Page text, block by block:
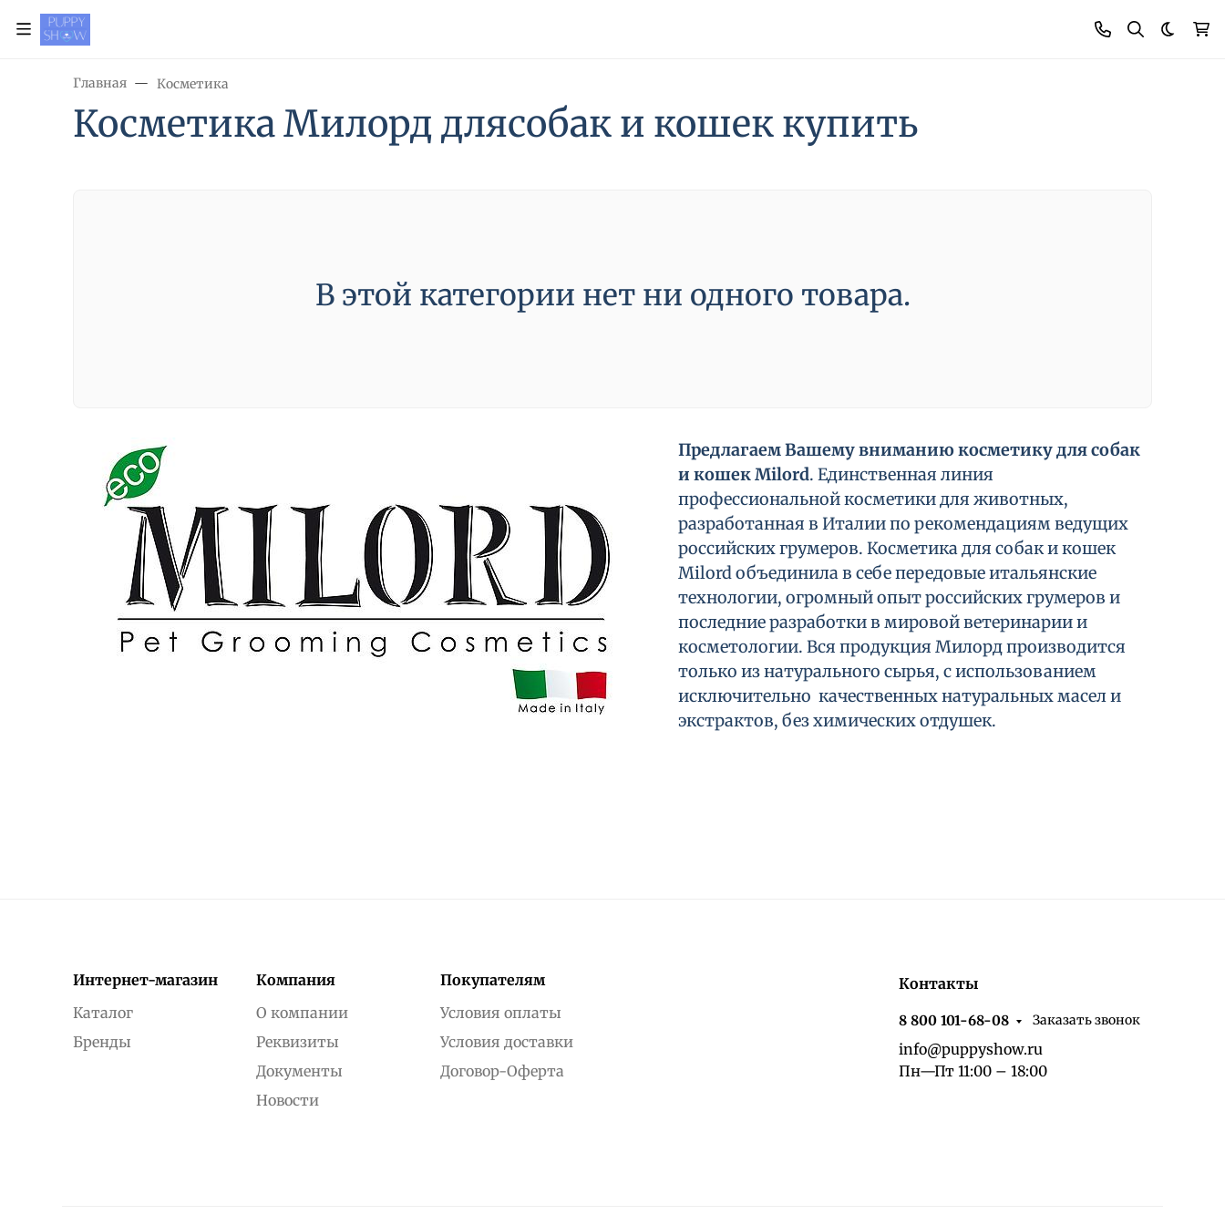
Главная Косметика
Косметика Милорд длясобак и кошек купить
В этой категории нет ни одного товара.
Предлагаем Вашему вниманию косметикудля собак
и кошек Milord. Единственная линия
профессиональной косметики для животных,
разработанная в Италии по рекомендациям ведущих
российских грумеров. Косметика для собак и кошек
Milord объединила в себе передовые итальянские
технологии, огромный опыт российских грумеров и
последние разработки в мировой ветеринарии и
косметологии. Вся продукция Милорд производится
только из натурального сырья, с использованием
исключительно качественных натуральных масел и
экстрактов, без химических отдушек.
Интернет-магазин
Каталог
Бренды
Компания
О компании
Реквизиты
Документы
Новости
Покупателям
Условия оплаты
Условия доставки
Договор-Оферта
Контакты
8 800 101-68-08 Заказать звонок
info@puppyshow.ru
Пн—Пт 11:00 – 18:00